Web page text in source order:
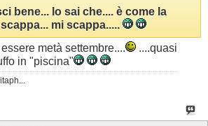
bene... lo sai che.... è come la
mi scappa.....
metà settembre....
....quasi
in "piscina"